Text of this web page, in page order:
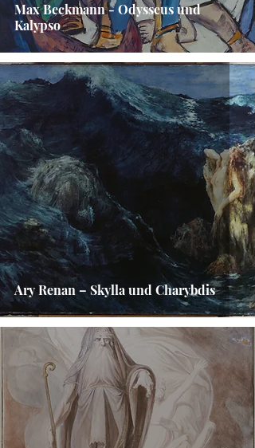
Max Beckmann - Odysseus und
Kalypso
Ary Renan – Skylla und Charybdis